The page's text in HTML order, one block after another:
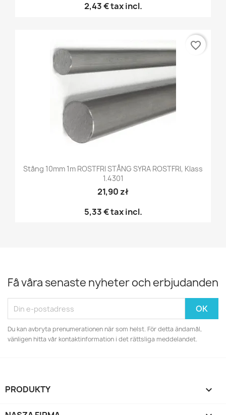
2,43 €tax incl.
Stång 10mm 1m ROSTFRI STÅNG SYRA ROSTFRI, Klass
1.4301
21,90 zł
5,33 €tax incl.
favorite_border
Få våra senaste nyheter och erbjudanden
Du kan avbryta prenumerationen när som helst. För detta ändamål,
vänligen hitta vår kontaktinformation i det rättsliga meddelandet.
PRODUKTY 